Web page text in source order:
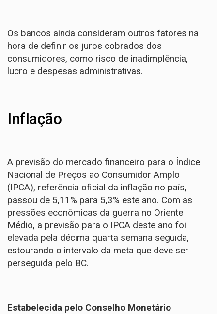
Os bancos ainda consideram outros fatores na
hora de definir os juros cobrados dos
consumidores, como risco de inadimplência,
lucro e despesas administrativas.
Inflação
A previsão do mercado financeiro para o Índice
Nacional de Preços ao Consumidor Amplo
(IPCA), referência oficial da inflação no país,
passou de 5,11% para 5,3% este ano. Com as
pressões econômicas da guerra no Oriente
Médio, a previsão para o IPCA deste ano foi
elevada pela décima quarta semana seguida,
estourando o intervalo da meta que deve ser
perseguida pelo BC.
Estabelecida pelo Conselho Monetário